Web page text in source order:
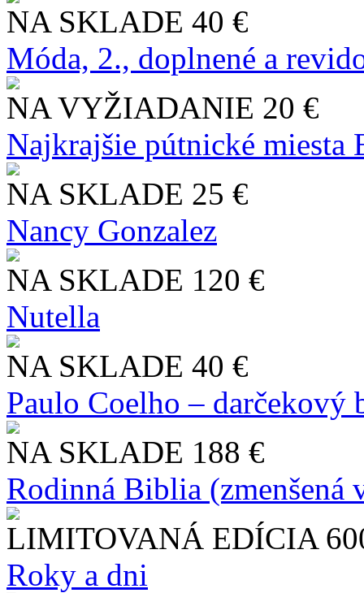
NA SKLADE 40 €
Móda, 2., doplnené a
NA VYŽIADANIE 20 €
Najkrajšie pútnické miesta
NA SKLADE 25 €
Nancy Gonzalez
NA SKLADE 120 €
Nutella
NA SKLADE 40 €
Paulo Coelho – darčekový
NA SKLADE 188 €
Rodinná Biblia (zmenšená
LIMITOVANÁ EDÍCIA
Roky a dni